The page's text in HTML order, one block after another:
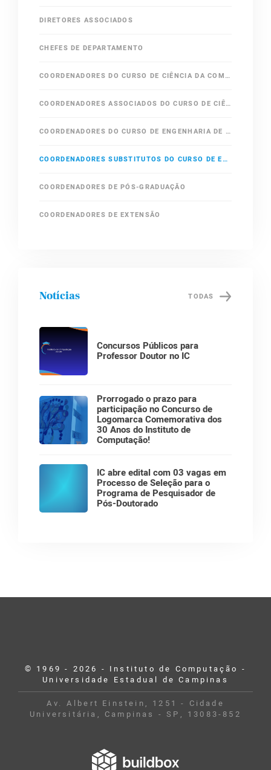
DIRETORES ASSOCIADOS
CHEFES DE DEPARTAMENTO
COORDENADORES DO CURSO DE CIÊNCIA DA COMPUTAÇÃO
COORDENADORES ASSOCIADOS DO CURSO DE CIÊNCIA DA COMPUTAÇÃO
COORDENADORES DO CURSO DE ENGENHARIA DE COMPUTAÇÃO
COORDENADORES SUBSTITUTOS DO CURSO DE ENGENHARIA DE COMPUTAÇÃO
COORDENADORES DE PÓS-GRADUAÇÃO
COORDENADORES DE EXTENSÃO
Notícias TODAS
Concursos Públicos para
Professor Doutor no IC
Prorrogado o prazo para
participação no Concurso de
Logomarca Comemorativa dos
30 Anos do Instituto de
Computação!
IC abre edital com 03 vagas em
Processo de Seleção para o
Programa de Pesquisador de
Pós-Doutorado
© 1969 - 2026 - Instituto de Computação -
Universidade Estadual de Campinas
Av. Albert Einstein, 1251 - Cidade
Universitária, Campinas - SP, 13083-852